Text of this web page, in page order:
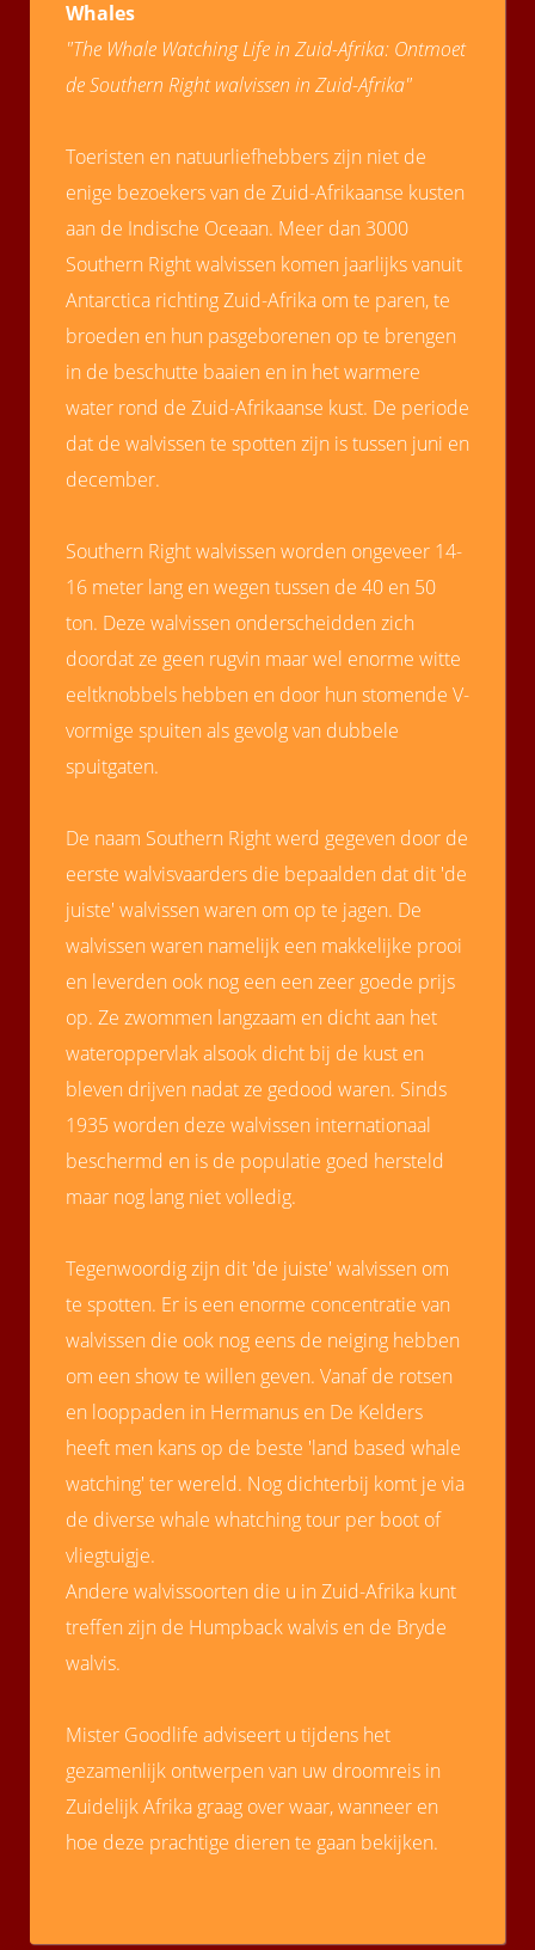
Whales
"The Whale Watching Life in Zuid-Afrika: Ontmoet
de Southern Right walvissen in Zuid-Afrika"
Toeristen en natuurliefhebbers zijn niet de
enige bezoekers van de Zuid-Afrikaanse kusten
aan de Indische Oceaan. Meer dan 3000
Southern Right walvissen komen jaarlijks vanuit
Antarctica richting Zuid-Afrika om te paren, te
broeden en hun pasgeborenen op te brengen
in de beschutte baaien en in het warmere
water rond de Zuid-Afrikaanse kust. De periode
dat de walvissen te spotten zijn is tussen juni en
december.
Southern Right walvissen worden ongeveer 14-
16 meter lang en wegen tussen de 40 en 50
ton. Deze walvissen onderscheidden zich
doordat ze geen rugvin maar wel enorme witte
eeltknobbels hebben en door hun stomende V-
vormige spuiten als gevolg van dubbele
spuitgaten.
De naam Southern Right werd gegeven door de
eerste walvisvaarders die bepaalden dat dit 'de
juiste' walvissen waren om op te jagen. De
walvissen waren namelijk een makkelijke prooi
en leverden ook nog een een zeer goede prijs
op. Ze zwommen langzaam en dicht aan het
wateroppervlak alsook dicht bij de kust en
bleven drijven nadat ze gedood waren. Sinds
1935 worden deze walvissen internationaal
beschermd en is de populatie goed hersteld
maar nog lang niet volledig.
Tegenwoordig zijn dit 'de juiste' walvissen om
te spotten. Er is een enorme concentratie van
walvissen die ook nog eens de neiging hebben
om een show te willen geven. Vanaf de rotsen
en looppaden in Hermanus en De Kelders
heeft men kans op de beste 'land based whale
watching' ter wereld. Nog dichterbij komt je via
de diverse whale whatching tour per boot of
vliegtuigje.
Andere walvissoorten die u in Zuid-Afrika kunt
treffen zijn de Humpback walvis en de Bryde
walvis.
Mister Goodlife adviseert u tijdens het
gezamenlijk ontwerpen van uw droomreis in
Zuidelijk Afrika graag over waar, wanneer en
hoe deze prachtige dieren te gaan bekijken.
Hierdoor
website-
van